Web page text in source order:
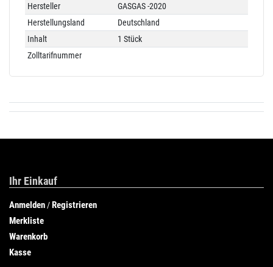
Hersteller
GASGAS -2020
Herstellungsland
Deutschland
Inhalt
1 Stück
Zolltarifnummer
Ihr Einkauf
Anmelden /Registrieren
Merkliste
Warenkorb
Kasse